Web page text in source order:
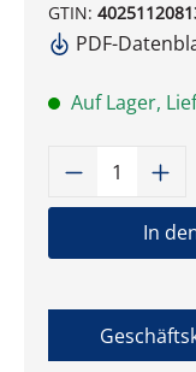
GTIN:
PDF-
Auf Lager,
Produkt
In